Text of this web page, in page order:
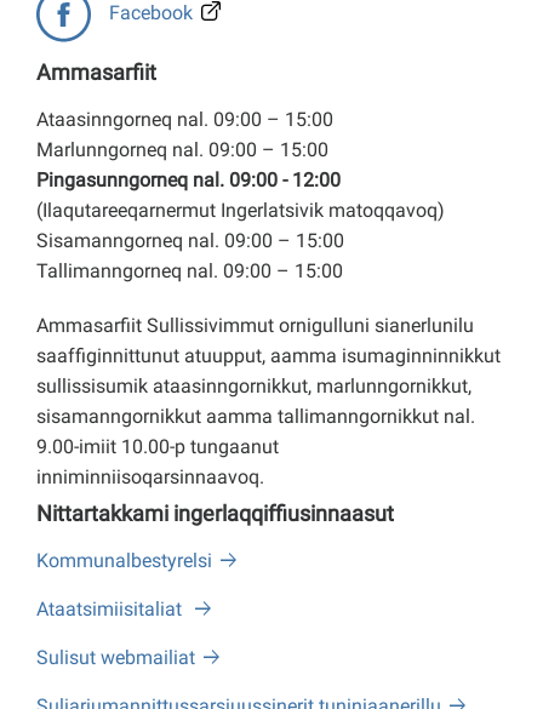
Facebook
Ammasarfiit
Ataasinngorneq nal. 09:00 – 15:00
Marlunngorneq nal. 09:00 – 15:00
Pingasunngorneq nal. 09:00 - 12:00
(Ilaqutareeqarnermut Ingerlatsivik matoqqavoq)
Sisamanngorneq nal. 09:00 – 15:00
Tallimanngorneq nal. 09:00 – 15:00
Ammasarfiit Sullissivimmut ornigulluni sianerlunilu
saaffiginnittunut atuupput, aamma isumaginninnikkut
sullissisumik ataasinngornikkut, marlunngornikkut,
sisamanngornikkut aamma tallimanngornikkut nal.
9.00-imiit 10.00-p tungaanut
inniminniisoqarsinnaavoq.
Nittartakkami ingerlaqqiffiusinnaasut
Kommunalbestyrelsi
Ataatsimiisitaliat
Sulisut webmailiat